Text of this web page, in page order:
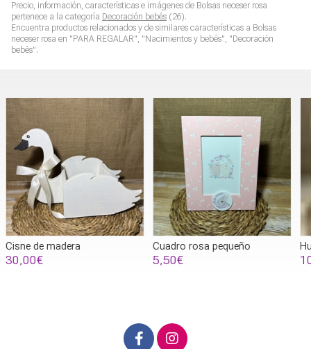
Precio, información, características e imágenes de Bolsas neceser rosa
pertenece a la categoría Decoración bebés (26).
Encuentra productos relacionados y de similares características a Bolsas
neceser rosa en "PARA REGALAR", "Nacimientos y bebés", "Decoración
bebés".
Cuadro rosa pequeño
5,50€
Hucha cristal bebe
10,65€